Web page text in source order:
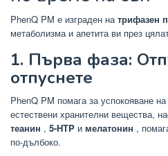
PhenQ PM е изграден натрифазен
метаболизма и апетита ви през
1. Първа фаза:
отпуснете
PhenQ PM помага за успокояване
естествени хранителни вещества,
теанин , 5-HTP и мелатонин ,
по-дълбоко.